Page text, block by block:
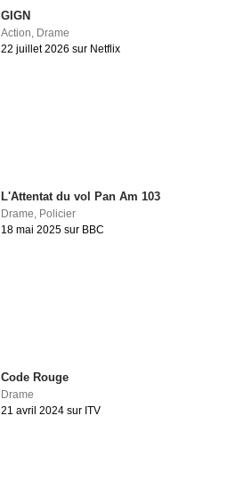
GIGN
Action Drame
22 juillet 2026 sur Netflix
L'Attentat du vol Pan Am 103
Drame, Policier
18 mai 2025 sur BBC
Code Rouge
Drame
21 avril 2024 sur ITV